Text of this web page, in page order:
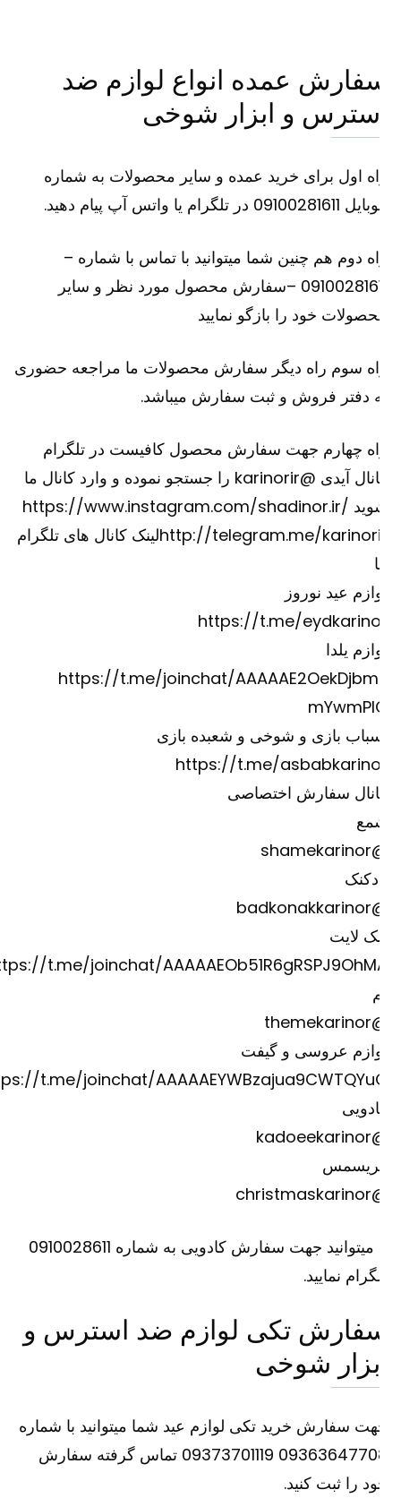
عمده انواع لوازم ضد
و ابزار شوخی
اول برای خرید عمده و سایر محصولات به شماره
در تلگرام یا واتس آپ پیام دهید.
دوم هم چنین شما میتوانید با تماس با شماره –
09100281611 –سفارش محصول مورد نظر و سایر
خود را بازگو نمایید
سوم راه دیگر سفارش محصولات ما مراجعه حضوری
دفتر فروش و ثبت سفارش میباشد.
چهارم جهت سفارش محصول کافیست در تلگرام
کانال آیدی @karinorir را جستجو نموده و وارد کانال ما
https://www.instagram.com/shadinor.ir/
http://telegram.me/لینک کانال های تلگرام
عید نوروز
https://t.me/
یلدا
https://t.me/joinchat/
بازی و شوخی و شعبده بازی
https://t.me/
سفارش اختصاصی
لایت
https://t.me/joinchat/
عروسی و گیفت
https://t.me/joinchat/
یا میتوانید جهت سفارش کادویی به شماره 0910028611
نمایید.
تکی لوازم ضد استرس و
شوخی
سفارش خرید تکی لوازم عید شما میتوانید با شماره
09363647708 09373701119 تماس گرفته سفارش
را ثبت کنید.